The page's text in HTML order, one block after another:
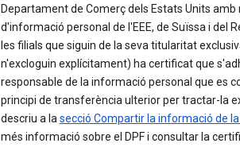
Departament de Comerç dels Estats Units
d'informació personal de l'EEE, de Suïssa i del
les filials que siguin de la seva titularitat
n'excloguin explícitament) ha certificat que
responsable de la informació personal que es
principi de transferència ulterior per tractar-la
descriu a lasecció Compartir la informació de
més informació sobre el DPF i consultar la